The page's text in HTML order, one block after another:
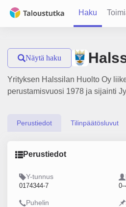
Haku
Näytä haku
Yrityksen Halssilan Huolto Oy
perustamisvuosi 1978 ja sijainti
Perustiedot Tilinpäätösluvut
Perustiedot
Y-tunnus
0174344-7
Puhelin